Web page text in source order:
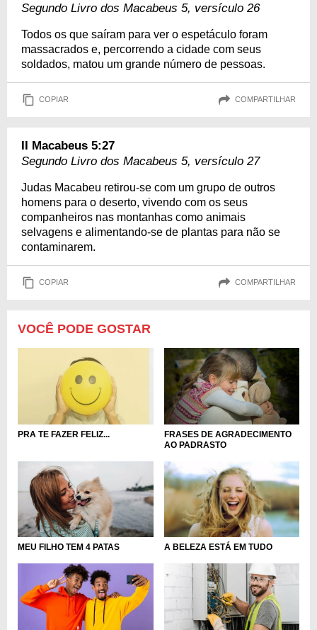
Segundo Livro dos Macabeus 5, versículo 26
Todos os que saíram para ver o espetáculo foram
massacrados e, percorrendo a cidade com seus
soldados, matou um grande número de pessoas.
COPIAR COMPARTILHAR
II Macabeus 5:27
Segundo Livro dos Macabeus 5, versículo 27
Judas Macabeu retirou-se com um grupo de outros
homens para o deserto, vivendo com os seus
companheiros nas montanhas como animais
selvagens e alimentando-se de plantas para não se
contaminarem.
COPIAR COMPARTILHAR
VOCÊ PODE GOSTAR
PRA TE FAZER FELIZ...
FRASES DE AGRADECIMENTO
AO PADRASTO
MEU FILHO TEM 4 PATAS A BELEZA ESTÁ EM TUDO